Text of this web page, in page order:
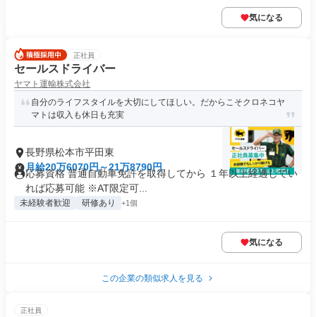
気になる
正社員
セールスドライバー
ヤマト運輸株式会社
自分のライフスタイルを大切にしてほしい。だからこそクロネコヤ
マトは収入も休日も充実
長野県松本市平田東
月給20万6070円～21万8790円
応募資格 普通自動車免許を取得してから １年以上経過してい
れば応募可能 ※AT限定可...
未経験者歓迎 研修あり +1個
気になる
この企業の類似求人を見る
正社員